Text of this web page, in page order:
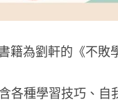
為劉軒的《不敗
各種學習技巧、自